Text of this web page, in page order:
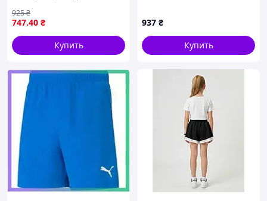
эластичным поясом и
технологией DryCEL
SKU_704943-13
747.40 ₴
925₴
Купить
937 ₴
Купить